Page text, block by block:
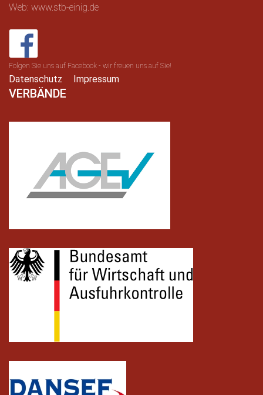
Web: www.stb-einig.de
Folgen Sie uns auf Facebook - wir freuen uns auf Sie!
Datenschutz Impressum
VERBÄNDE